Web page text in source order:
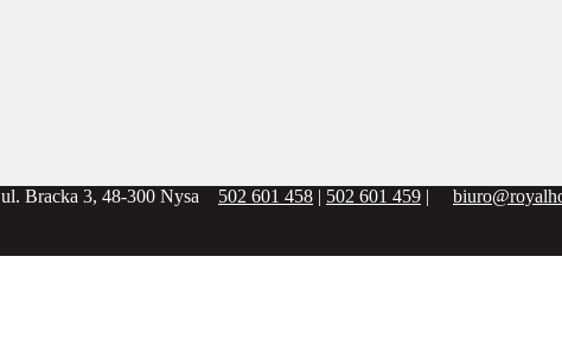
ul. Bracka 3, 48-300 Nysa 502 601 458 | 502 601 459 |